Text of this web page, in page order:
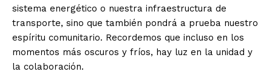
sistema energético o nuestra infraestructura de
transporte, sino que también pondrá a prueba nuestro
espíritu comunitario. Recordemos que incluso en los
momentos más oscuros y fríos, hay luz en la unidad y
la colaboración.